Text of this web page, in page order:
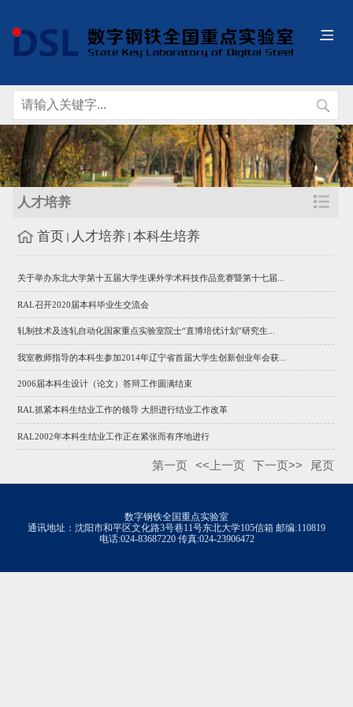
人才培养
首页 人才培养 本科生培养
关于举办东北大学第十五届大学生课外学术科技作品竞赛暨第十七届...
RAL召开2020届本科毕业生交流会
轧制技术及连轧自动化国家重点实验室院士“直博培优计划”研究生...
我室教师指导的本科生参加2014年辽宁省首届大学生创新创业年会获...
2006届本科生设计（论文）答辩工作圆满结束
RAL抓紧本科生结业工作的领导 大胆进行结业工作改革
RAL2002年本科生结业工作正在紧张而有序地进行
第一页 <<上一页 下一页>> 尾页
数字钢铁全国重点实验室
通讯地址：沈阳市和平区文化路3号巷11号东北大学105信箱 邮编:110819
电话:024-83687220 传真:024-23906472